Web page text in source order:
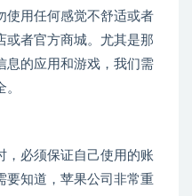
使用任何感觉不舒适或者
或者官方商城。尤其是那
息的应用和游戏，我们需
，必须保证自己使用的账
要知道，苹果公司非常重